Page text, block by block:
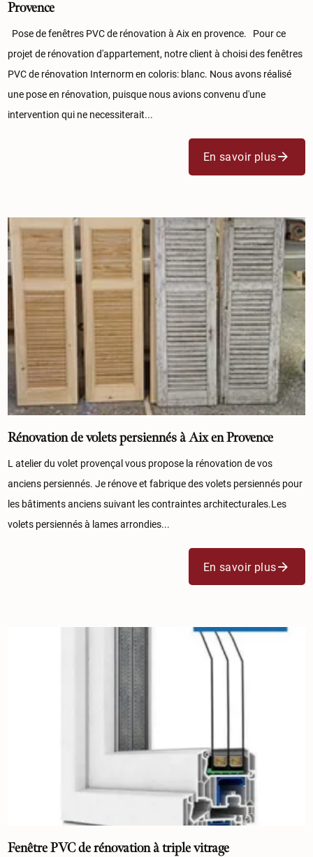
Provence
Pose de fenêtres PVC de rénovation à Aix en provence. Pour ce
projet de rénovation d'appartement, notre client à choisi des fenêtres
PVC de rénovation Internorm en coloris: blanc. Nous avons réalisé
une pose en rénovation, puisque nous avions convenu d'une
intervention qui ne necessiterait...
En savoir plus
Rénovation de volets persiennés à Aix en Provence
L atelier du volet provençal vous propose la rénovation de vos
anciens persiennés. Je rénove et fabrique des volets persiennés pour
les bâtiments anciens suivant les contraintes architecturales.Les
volets persiennés à lames arrondies...
En savoir plus
Fenêtre PVC de rénovation à triple vitrage